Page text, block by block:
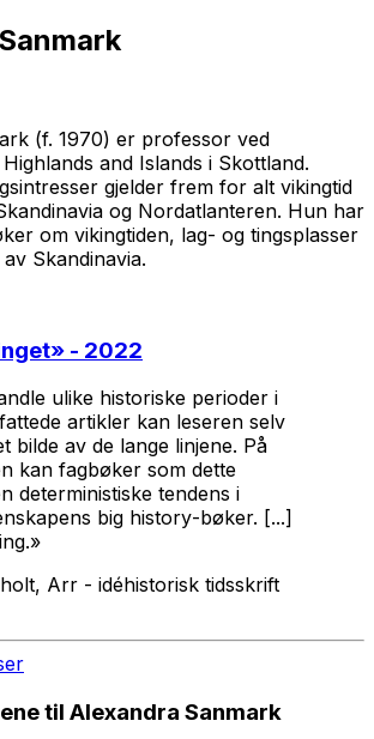
(f. 1970) er professor ved
and Islands i Skottland.
gjelder frem for alt vikingtid
og Nordatlanteren. Hun har
om vikingtiden, lag- og tingsplasser
Skandinavia.
» - 2022
ulike historiske perioder i
artikler kan leseren selv
bilde av de lange linjene. På
kan fagbøker som dette
deterministiske tendens i
big history-bøker. [...]
Arr - idéhistorisk tidsskrift
til Alexandra Sanmark